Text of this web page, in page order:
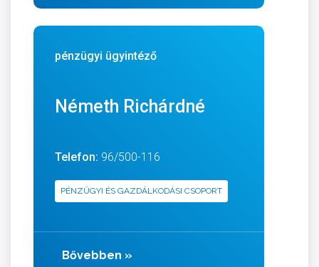
pénzügyi ügyintéző
Németh Richárdné
Telefon: 96/500-116
PÉNZÜGYI ÉS GAZDÁLKODÁSI CSOPORT
Bővebben »